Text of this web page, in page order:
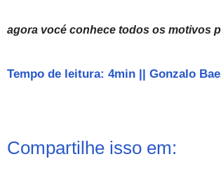
agora vocé conhece todos os motivos
Tempo de leitura: 4min || Gonzalo
Compartilhe isso em: